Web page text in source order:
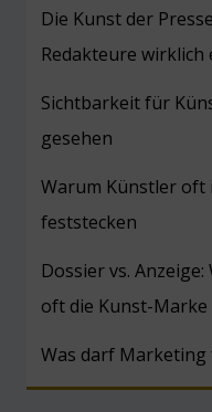
Die Kunst der
Redakteure wirklich
Sichtbarkeit für
gesehen
Warum Künstler oft
feststecken
Dossier vs.
oft die Kunst-Marke
Was darf